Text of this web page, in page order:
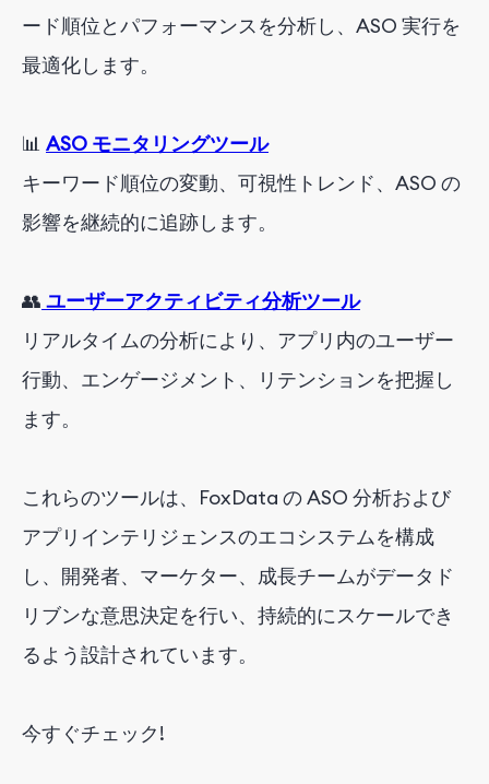
ード順位とパフォーマンスを分析し、ASO 実行を
最適化します。
📊 ASO モニタリングツール
キーワード順位の変動、可視性トレンド、ASO の
影響を継続的に追跡します。
👥 ユーザーアクティビティ分析ツール
リアルタイムの分析により、アプリ内のユーザー
行動、エンゲージメント、リテンションを把握し
ます。
これらのツールは、FoxData の ASO 分析および
アプリインテリジェンスのエコシステムを構成
し、開発者、マーケター、成長チームがデータド
リブンな意思決定を行い、持続的にスケールでき
るよう設計されています。
今すぐチェック!